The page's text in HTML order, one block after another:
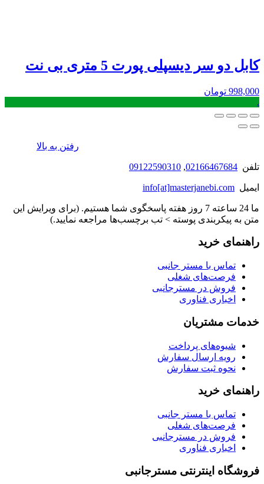
کابل دو سر دیسپلی پورت 5 متری بی نت
998,000 تومان
.
رفتن به بالا
تلفن 02166467684
,
09122590310
ایمیل info[at]masterjanebi.com
ما 24 ساعته 7 روز هفته پاسخگوی شما هستیم. (برای ویرایش این
متن به پیکربندی پوسته > تب برچسب‌ها مراجعه نمایید.)
راهنمای خرید
تماس با مستر جانبی
فرصت‌های شغلی
فروش در مسترجانبی
اخباری فناوری
خدمات مشتریان
شیوه‌های پرداخت
رویه ارسال سفارش
نحوه ثبت سفارش
راهنمای خرید
تماس با مستر جانبی
فرصت‌های شغلی
فروش در مسترجانبی
اخباری فناوری
فروشگاه اینترنتی مسترجانبی